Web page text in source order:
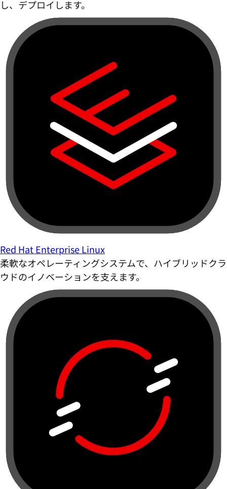
し、デプロイします。
Red Hat Enterprise Linux
柔軟なオペレーティングシステムで、ハイブリッドクラ
ウドのイノベーションを支えます。